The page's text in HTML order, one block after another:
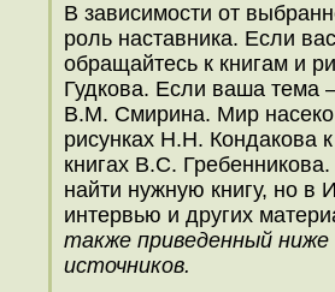
В зависимости от
роль наставника. Если
обращайтесь к книгам и
Гудкова. Если ваша тема
В.М. Смирина. Мир
рисунках Н.Н. Кондакова
книгах В.С.
найти нужную книгу, но в
интервью и других
также приведенный ниже
источников.